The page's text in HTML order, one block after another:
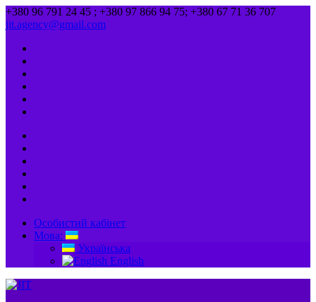
+380 96 791 24 45 ; +380 97 866 94 75; +380 67 71 36 707
jit.agency@gmail.com
Особистий кабінет
Мова:
Українська
English